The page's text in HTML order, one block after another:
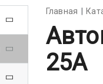
Главная
25А